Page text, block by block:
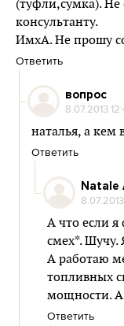
(туфли,сумка).
консультанту.
ИмхА. Не прошу
Ответить
вопрос
8.07.2013
наталья, а кем
Ответить
Natale
А что если
смех*.
А работаю
топливных
мощности.
Ответить